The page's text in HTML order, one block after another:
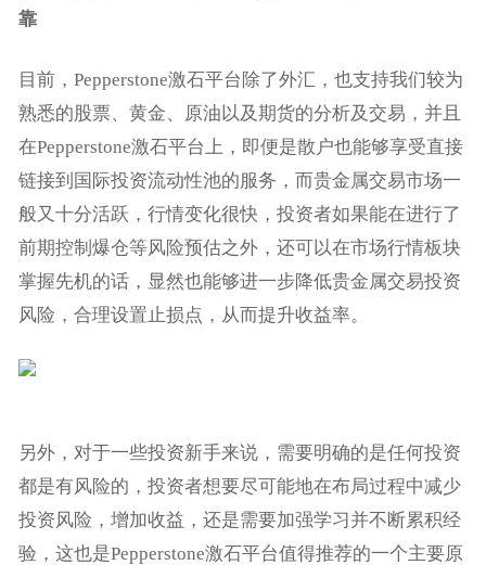
靠
目前，Pepperstone激石平台除了外汇，也支持我们较为
熟悉的股票、黄金、原油以及期货的分析及交易，并且
在Pepperstone激石平台上，即便是散户也能够享受直接
链接到国际投资流动性池的服务，而贵金属交易市场一
般又十分活跃，行情变化很快，投资者如果能在进行了
前期控制爆仓等风险预估之外，还可以在市场行情板块
掌握先机的话，显然也能够进一步降低贵金属交易投资
风险，合理设置止损点，从而提升收益率。
另外，对于一些投资新手来说，需要明确的是任何投资
都是有风险的，投资者想要尽可能地在布局过程中减少
投资风险，增加收益，还是需要加强学习并不断累积经
验，这也是Pepperstone激石平台值得推荐的一个主要原